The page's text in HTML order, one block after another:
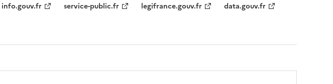
info.gouv.fr
service-public.fr legifrance.gouv.fr data.gouv.fr